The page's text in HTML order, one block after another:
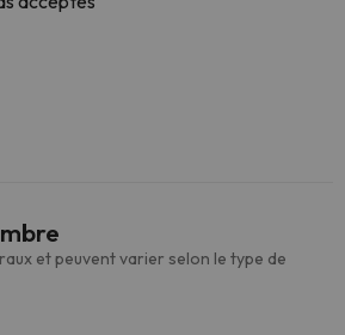
et peuvent varier selon le type de